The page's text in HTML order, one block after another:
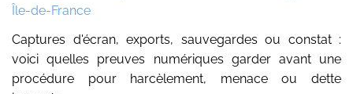
:
Île-de-France
Captures d'écran, exports, sauvegardes ou constat :
voici quelles preuves numériques garder avant une
procédure pour harcèlement, menace ou dette